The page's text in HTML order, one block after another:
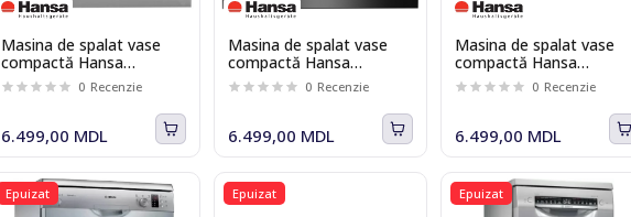
Masina de spalat vase
compactă Hansa
ZWM556SH
0 Recenzie
6.499,00 MDL
Masina de spalat vase
compactă Hansa
ZWM556BH
0 Recenzie
6.499,00 MDL
Masina de spalat vase
compactă Hansa
ZWM556WH
0 Recenzie
6.499,00 MDL
Epuizat Epuizat Epuizat